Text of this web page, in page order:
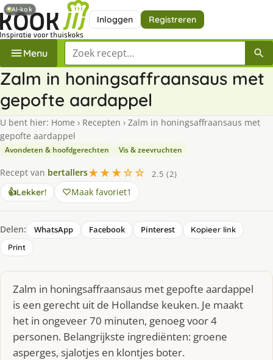
Inloggen Registreren
Menu Zoek een recept
Zalm in honingsaffraansaus met
gepofte aardappel
U bent hier: Home › Recepten › Zalm in honingsaffraansaus met
gepofte aardappel
Avondeten & hoofdgerechten Vis & zeevruchten
Recept van bertallers★★★☆☆
2.5 (2)
👍Lekker! Maak favoriet1
Delen: WhatsApp Facebook Pinterest
Kopieer link
Print
Zalm in honingsaffraansaus met gepofte aardappel
is een gerecht uit de Hollandse keuken. Je maakt
het in ongeveer 70 minuten, genoeg voor 4
personen. Belangrijkste ingrediënten: groene
asperges, sjalotjes en klontjes boter.
AI-kok